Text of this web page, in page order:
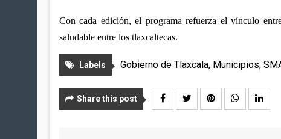
Con cada edición, el programa refuerza el vínculo
saludable entre los tlaxcaltecas.
Labels Gobierno de Tlaxcala, Municipios,
Share this post